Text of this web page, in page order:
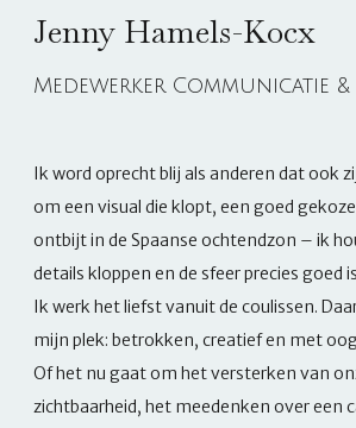
Jenny Hamels-Kocx
Medewerker Communicatie
Ik word oprecht blij als anderen dat ook
om een visual die klopt, een goed
ontbijt in de Spaanse ochtendzon – ik
details kloppen en de sfeer precies goed
Ik werk het liefst vanuit de coulissen.
mijn plek: betrokken, creatief en met
Of het nu gaat om het versterken van
zichtbaarheid, het meedenken over een